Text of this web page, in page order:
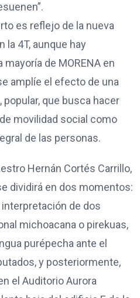
es reflejo de la nueva
la 4T, aunque hay
de MORENA en
amplíe el efecto de una
que busca hacer
movilidad social como
de las personas.
Hernán Cortés Carrillo,
dividirá en dos momentos:
de dos
michoacana o pirekuas,
purépecha ante el
y posteriormente,
el Auditorio Aurora